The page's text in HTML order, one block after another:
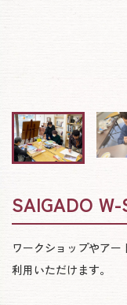
SAIGADO W-
ワークショップやア
利用いただけます。